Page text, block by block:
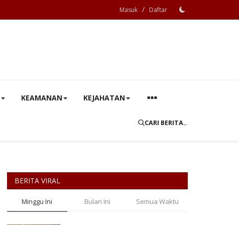
Masuk / Daftar
KEAMANAN KEJAHATAN
CARI BERITA..
BERITA VIRAL
Minggu Ini Bulan Ini Semua Waktu